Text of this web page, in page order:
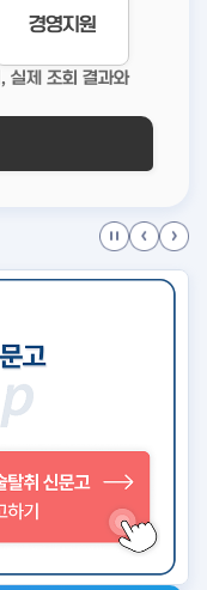
경영지원
실제 조회 결과와